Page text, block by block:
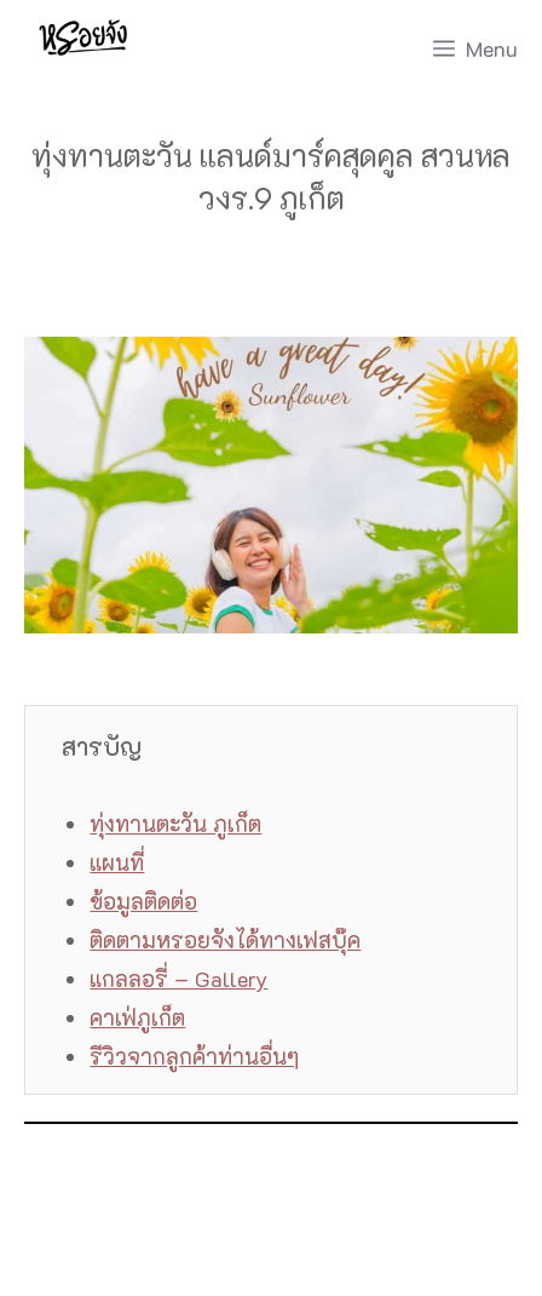
Skip
Menu
ทุ่งทานตะวัน แลนด์มาร์คสุดคูล สวนหล
วงร.9 ภูเก็ต
สารบัญ
ทุ่งทานตะวัน ภูเก็ต
แผนที่
ข้อมูลติดต่อ
ติดตามหรอยจังได้ทางเฟสบุ๊ค
แกลลอรี่ – Gallery
คาเฟ่ภูเก็ต
รีวิวจากลูกค้าท่านอื่นๆ